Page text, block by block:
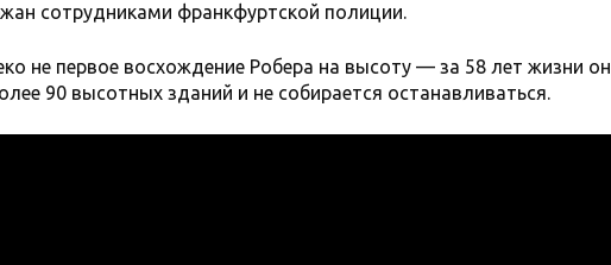
сотрудниками франкфуртской полиции.
не первое восхождение Робера на высоту — за 58 лет жизни он
90 высотных зданий и не собирается останавливаться.